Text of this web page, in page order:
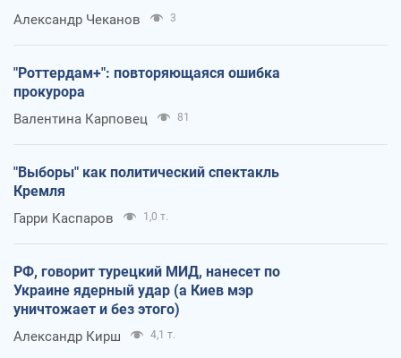
Александр Чеканов 3
"Роттердам+": повторяющаяся ошибка
прокурора
Валентина Карповец 81
"Выборы" как политический спектакль
Кремля
Гарри Каспаров 1,0 т.
РФ, говорит турецкий МИД, нанесет по
Украине ядерный удар (а Киев мэр
уничтожает и без этого)
Александр Кирш 4,1 т.